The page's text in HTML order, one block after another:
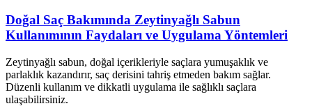
Doğal Saç Bakımında Zeytinyağlı Sabun
Kullanımının Faydaları ve Uygulama Yöntemleri
Zeytinyağlı sabun, doğal içerikleriyle saçlara yumuşaklık ve
parlaklık kazandırır, saç derisini tahriş etmeden bakım sağlar.
Düzenli kullanım ve dikkatli uygulama ile sağlıklı saçlara
ulaşabilirsiniz.